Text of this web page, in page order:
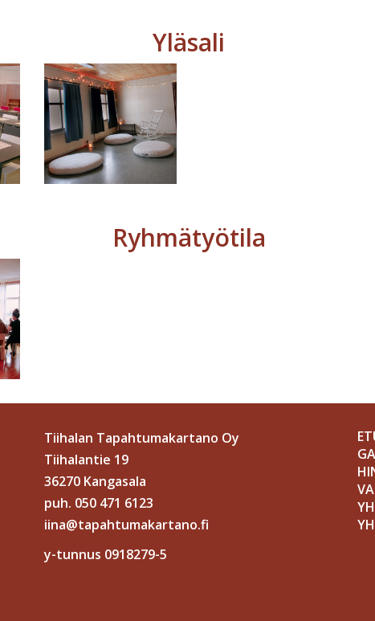
Yläsali
Ryhmätyötila
Tiihalan Tapahtumakartano Oy
Tiihalantie 19
36270 Kangasala
puh. 050 471 6123
iina@tapahtumakartano.fi
y-tunnus 0918279-5